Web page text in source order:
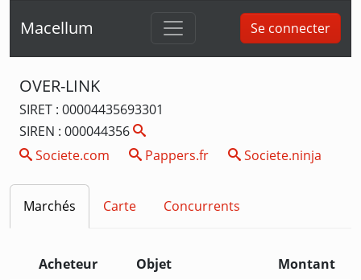
Macellum Se connecter
OVER-LINK
SIRET : 00004435693301
SIREN : 000044356
Societe.com
Pappers.fr Societe.ninja
Marchés Carte Concurrents
Acheteur Objet
Montant